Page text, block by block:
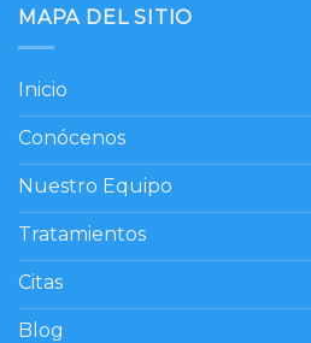
MAPA DEL SITIO
Inicio
Conócenos
Nuestro Equipo
Tratamientos
Citas
Blog